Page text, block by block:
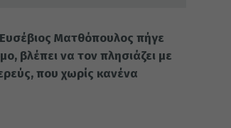
Ματθόπουλος πήγε
βλέπει να τον πλησιάζει με
που χωρίς κανένα